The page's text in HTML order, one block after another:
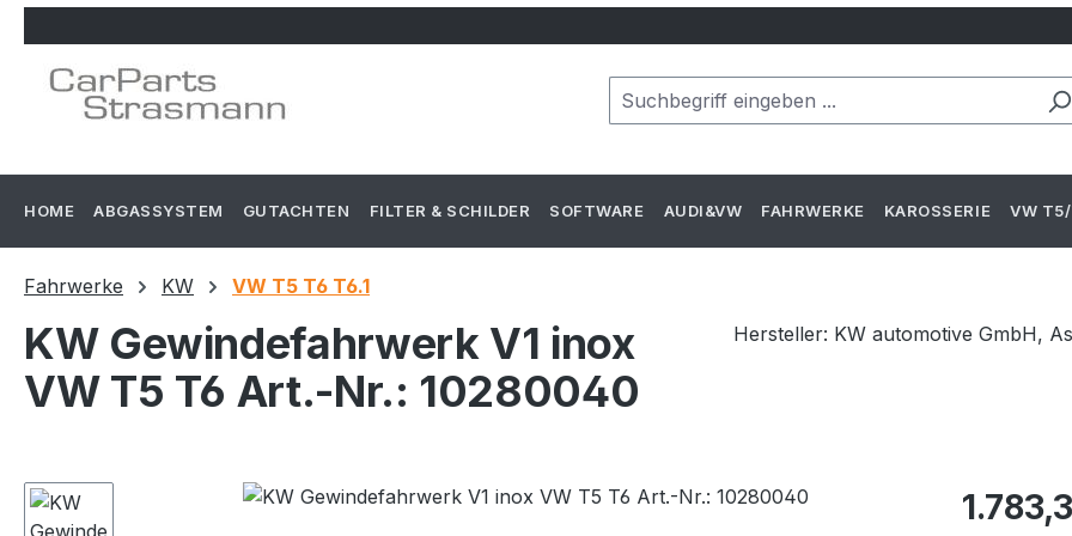
HOME ABGASSYSTEM GUTACHTEN FILTER & SCHILDER SOFTWARE AUDI&VW FAHRWERKE KAROSSERIE VW
Fahrwerke KW VW T5 T6 T6.1
KW Gewindefahrwerk V1 inox
VW T5 T6 Art.-Nr.: 10280040
Hersteller: KW automotive GmbH,
Bildergalerie überspringen Regulärer